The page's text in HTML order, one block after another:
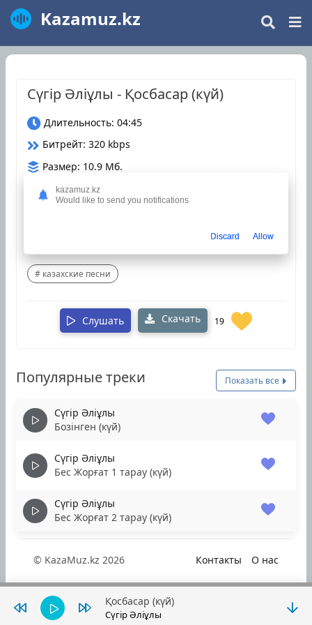
Kazamuz.kz
Сүгір Әліұлы - Қосбасар (күй)
Длительность: 04:45
Битрейт: 320 kbps
Размер: 10.9 Мб.
Дата релиза: 2 Декабрь 2021
казахские песни
Слушать Скачать 19
Популярные треки Показать все
Сүгір Әліұлы
Бозінген (күй)
Сүгір Әліұлы
Бес Жорғат 1 тарау (күй)
Сүгір Әліұлы
Бес Жорғат 2 тарау (күй)
© KazaMuz.kz 2026 Контакты О нас
Қосбасар (күй)
Сүгір Әліұлы
kazamuz.kz
Would like to send you notifications
Discard Allow